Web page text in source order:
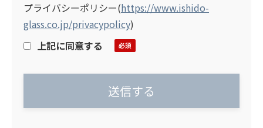
プライバシーポリシー(https://www.ishido-
glass.co.jp/privacypolicy)
上記に同意する